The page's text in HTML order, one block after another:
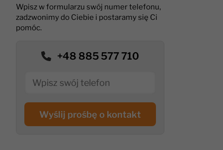
Wpisz w formularzu swój numer telefonu,
zadzwonimy do Ciebie i postaramy się Ci
pomóc.
+48 885 577 710
Wyślij prośbę o kontakt